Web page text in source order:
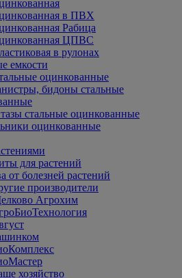
в ПВХ
Рабица
ЦПВС
в рулонах
емкости
оцинкованные
бидоны стальные
стальные оцинкованные
оцинкованные
для растений
от болезней растений
производители
Агрохим
хозяйство